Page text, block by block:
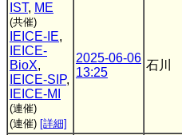
IST, ME
(共催)
IEICE-IE,
IEICE-
BioX,
IEICE-SIP,
IEICE-MI
(連催)
(連催) [詳細]
2025-06-06
13:25
石川